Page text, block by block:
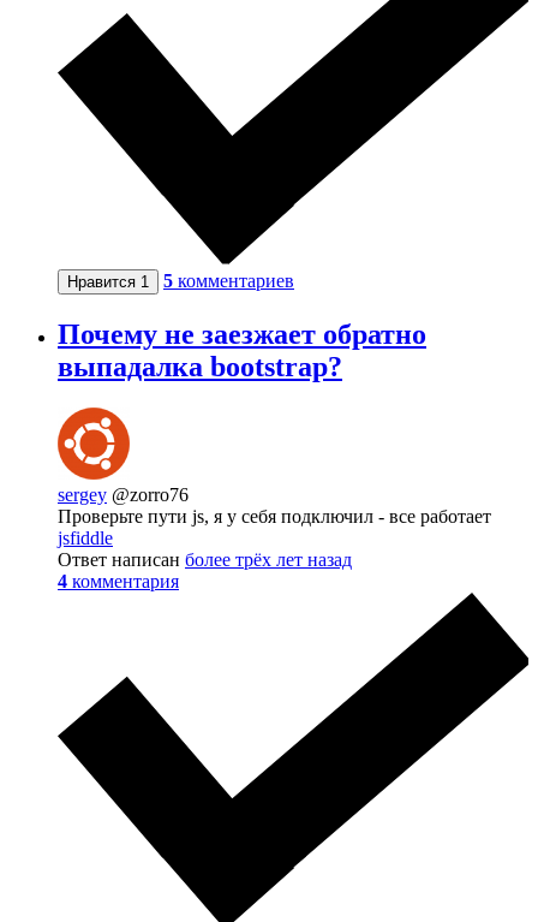
Нравится 1 5 комментариев
Почему не заезжает обратно
выпадалка bootstrap?
sergey @zorro76
Проверьте пути js, я у себя подключил - все работает
jsfiddle
Ответ написан более трёх лет назад
4 комментария